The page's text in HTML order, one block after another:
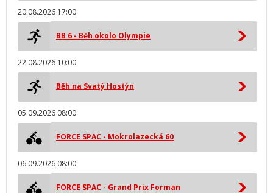
20.08.2026 17:00
BB 6 - Běh okolo Olympie
22.08.2026 10:00
Běh na Svatý Hostýn
05.09.2026 08:00
FORCE SPAC - Mokrolazecká 60
06.09.2026 08:00
FORCE SPAC - Grand Prix Forman